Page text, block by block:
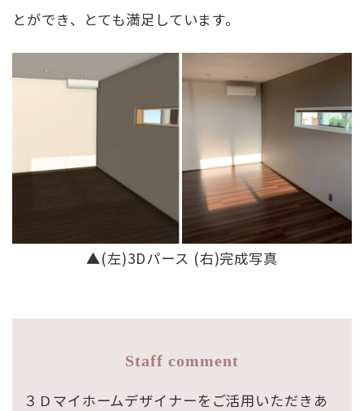
とができ、とても満足しています。
▲(左)3Dパース (右)完成写真
Staff comment
３Ｄマイホームデザイナーをご活用いただきあ